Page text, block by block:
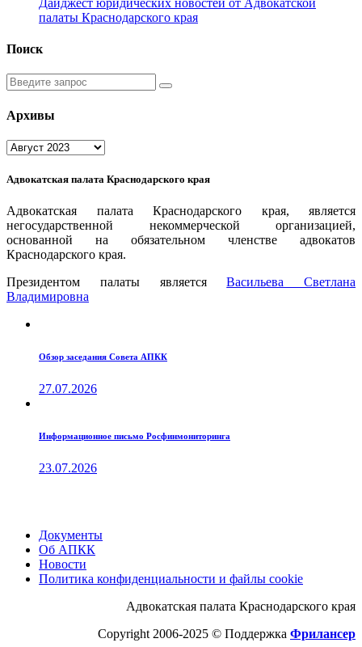
палаты Краснодарского края
Поиск
Введите
запрос
Архивы
Архивы
Адвокатская палата Краснодарского края
Адвокатская палата Краснодарского края, является
негосударственной некоммерческой организацией,
основанной на обязательном членстве адвокатов
Краснодарского края.
Президентом палаты являетсяВаcильева Светлана
Владимировна
Обзор заседания Совета АПКК
27.07.2026
Информационное письмо Росфинмониторинга
23.07.2026
Документы
Об АПКК
Новости
Политика конфиденциальности и файлы cookie
Адвокатская палата Краснодарского края
Copyright 2006-2025 © Поддержка Фрилансер